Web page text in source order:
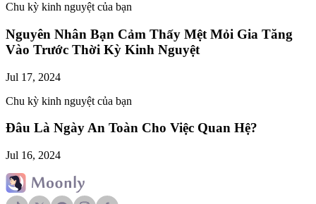
Chu kỳ kinh nguyệt của bạn
Nguyên Nhân Bạn Cảm Thấy Mệt Mỏi Gia Tăng
Vào Trước Thời Kỳ Kinh Nguyệt
Jul 17, 2024
Chu kỳ kinh nguyệt của bạn
Đâu Là Ngày An Toàn Cho Việc Quan Hệ?
Jul 16, 2024